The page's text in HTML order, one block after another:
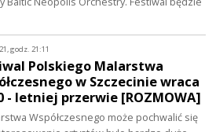
godz. 21:11
Polskiego Malarstwa
w Szczecinie wraca
- letniej przerwie [ROZMOWA]
Współczesnego może pochwalić się